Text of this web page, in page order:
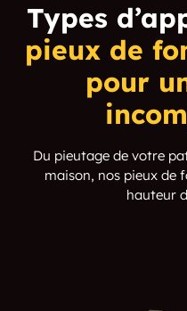
Types
pieux de
pour
Du pieutage de votre
maison, nos pieux de
hauteur